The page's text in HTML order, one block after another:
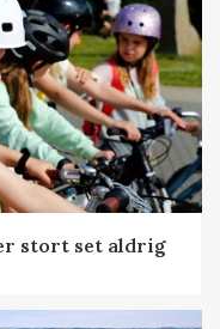
stort set aldrig